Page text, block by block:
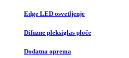
Edge LED osvetljenje
Difuzne pleksiglas ploče
Dodatna oprema